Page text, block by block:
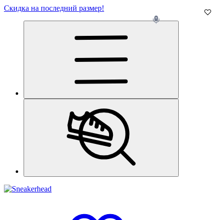
Скидка на последний размер!